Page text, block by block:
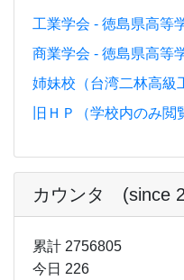
工業学会 - 徳島県高等
商業学会 - 徳島県高等
姉妹校（台湾二林高級
旧ＨＰ（学校内のみ閲
カウンタ (since
累計 2756805
今日 226